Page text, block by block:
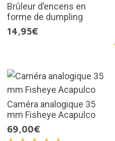
Brûleur d’encens en
forme de dumpling
14,95€
Caméra analogique 35
mm Fisheye Acapulco
69,00€